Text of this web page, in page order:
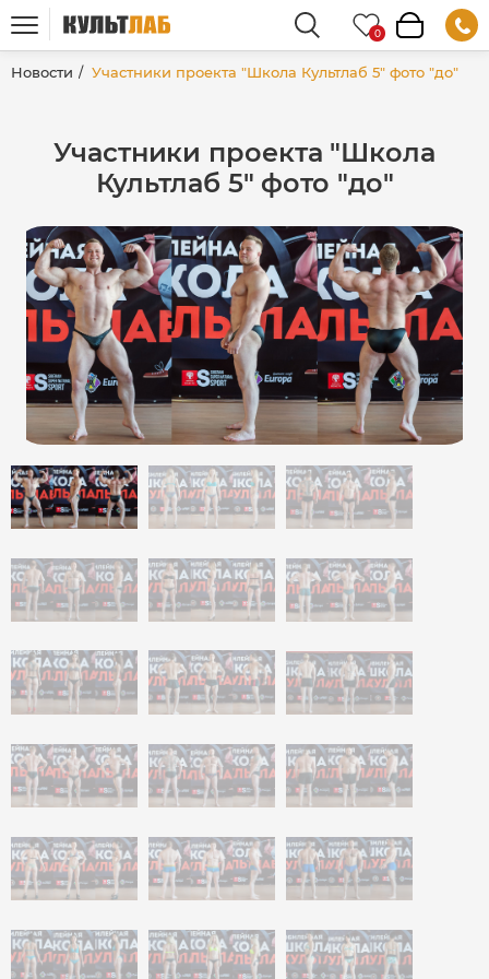
Новости Участники проекта "Школа Культлаб 5" фото "до"
Участники проекта "Школа
Культлаб 5" фото "до"